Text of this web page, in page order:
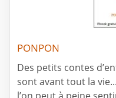
PONPON
Des petits contes
sont avant tout la